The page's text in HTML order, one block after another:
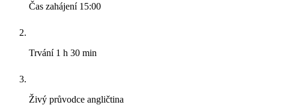
Čas zahájení 15:00
Trvání 1 h 30 min
Živý průvodce angličtina